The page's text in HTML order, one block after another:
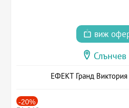
виж
Слънчев
ЕФЕКТ Гранд
-20%